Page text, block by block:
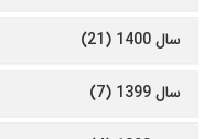
سال 1400 (21)
سال 1399 (7)